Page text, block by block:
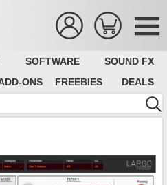
SOFTWARE
SOUND FX
ONS FREEBIES DEALS